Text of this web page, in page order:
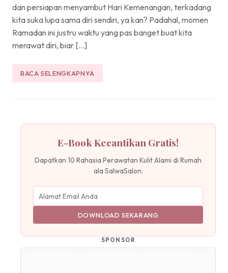
dan persiapan menyambut Hari Kemenangan, terkadang
kita suka lupa sama diri sendiri, ya kan? Padahal, momen
Ramadan ini justru waktu yang pas banget buat kita
merawat diri, biar […]
BACA SELENGKAPNYA
E-Book Kecantikan Gratis!
Dapatkan 10 Rahasia Perawatan Kulit Alami di Rumah
ala SalwaSalon.
DOWNLOAD SEKARANG
SPONSOR